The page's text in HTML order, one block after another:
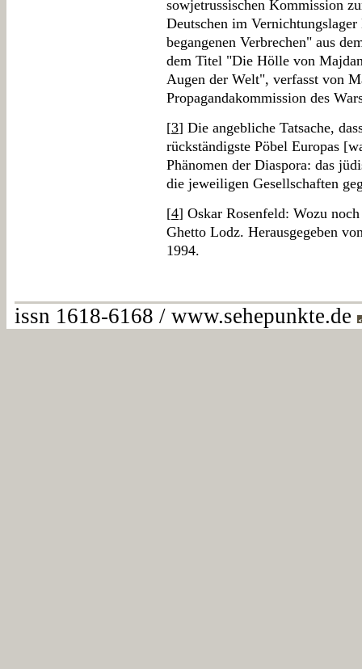
sowjetrussischen Kommission
Deutschen im
begangenen Verbrechen" aus
dem Titel "Die Hölle von
Augen der Welt", verfasst von
Propagandakommission des
[3] Die angebliche Tatsache,
rückständigste Pöbel Europas
Phänomen der Diaspora: das
die jeweiligen Gesellschaften
[4] Oskar Rosenfeld: Wozu
Ghetto Lodz. Herausgegeben
1994.
issn 1618-6168 / www.sehepunkte.de